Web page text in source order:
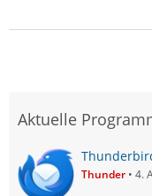
Aktuelle
Thunder 4.